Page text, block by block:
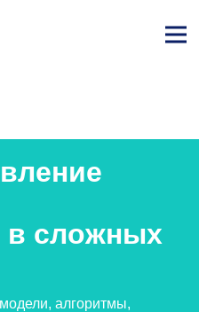
т
сложных
алгоритмы,